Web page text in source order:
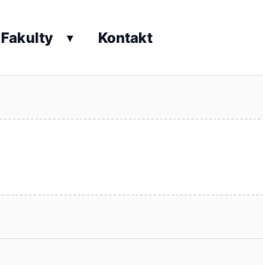
Fakulty ▾ Kontakt